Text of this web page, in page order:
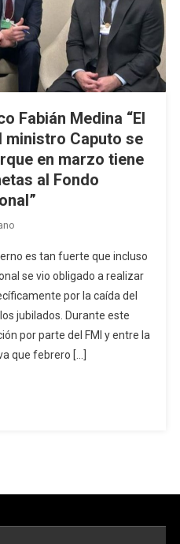
Fabián Medina “El
ministro Caputo se
en marzo tiene
al Fondo
es tan fuerte que incluso
se vio obligado a realizar
por la caída del
jubilados. Durante este
por parte del FMI y entre la
que febrero […]